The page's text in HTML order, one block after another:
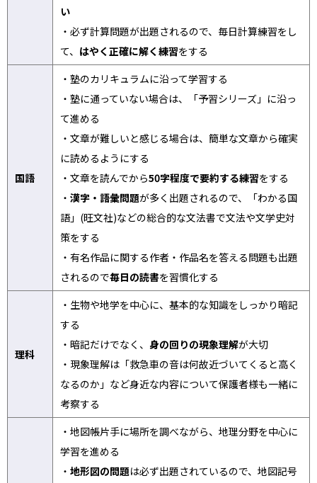
い
・必ず計算問題が出題されるので、毎日計算練習をし
て、 はやく正確に解く練習をする
国語
・塾のカリキュラムに沿って学習する
・塾に通っていない場合は、「予習シリーズ」に沿っ
て進める
・文章が難しいと感じる場合は、簡単な文章から確実
に読めるようにする
・文章を読んでから50字程度で要約する練習をする
・ 漢字・語彙問題が多く出題されるので、「わかる国
語」(旺文社)などの総合的な文法書で文法や文学史対
策をする
・有名作品に関する作者・作品名を答える問題も出題
されるので毎日の読書を習慣化する
理科
・生物や地学を中心に、基本的な知識をしっかり暗記
する
・暗記だけでなく、 身の回りの現象理解が大切
・現象理解は「救急車の音は何故近づいてくると高く
なるのか」など身近な内容について保護者様も一緒に
考察する
・地図帳片手に場所を調べながら、地理分野を中心に
学習を進める
・ 地形図の問題は必ず出題されているので、地図記号